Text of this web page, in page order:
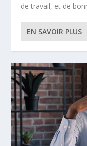
de travail, et de
EN SAVOIR PLUS